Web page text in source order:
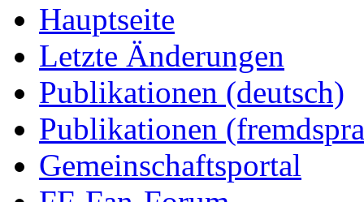
Hauptseite
Letzte Änderungen
Publikationen (deutsch)
Publikationen
Gemeinschaftsportal